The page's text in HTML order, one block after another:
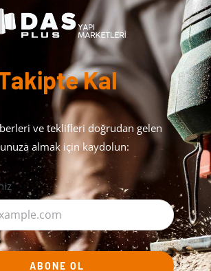
Kal
ve teklifleri doğrudan gelen
almak için kaydolun:
ABONE OL